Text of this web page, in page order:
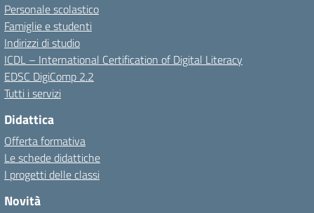
Personale scolastico
Famiglie e studenti
Indirizzi di studio
ICDL – International Certification of Digital Literacy
EDSC DigiComp 2.2
Tutti i servizi
Didattica
Offerta formativa
Le schede didattiche
I progetti delle classi
Novità